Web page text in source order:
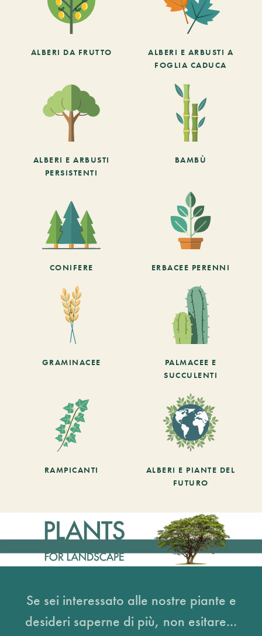
ALBERI DA FRUTTO
ALBERI E ARBUSTI A
FOGLIA CADUCA
ALBERI E ARBUSTI
PERSISTENTI
BAMBÙ
CONIFERE ERBACEE PERENNI
GRAMINACEE
PALMACEE E
SUCCULENTI
RAMPICANTI
ALBERI E PIANTE DEL
FUTURO
Se sei interessato alle nostre piante e
desideri saperne di più, non esitare...